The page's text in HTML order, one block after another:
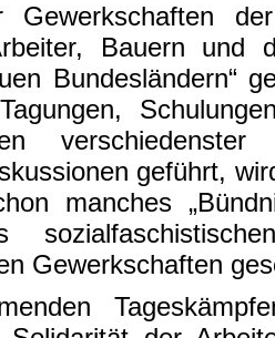
Gewerkschaften
Bauern und
Bundesländern“
geführt,
manches
Gewerkschaften